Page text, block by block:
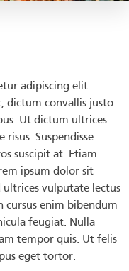
adipiscing elit.
dictum convallis justo.
Ut dictum ultrices
risus. Suspendisse
suscipit at. Etiam
ipsum dolor sit
ultrices vulputate lectus
cursus enim bibendum
feugiat. Nulla
tempor quis. Ut felis
eget tortor.